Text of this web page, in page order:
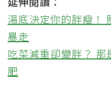
湯底決定你的胖瘦！
暴走
吃菜減重卻變胖？
肥